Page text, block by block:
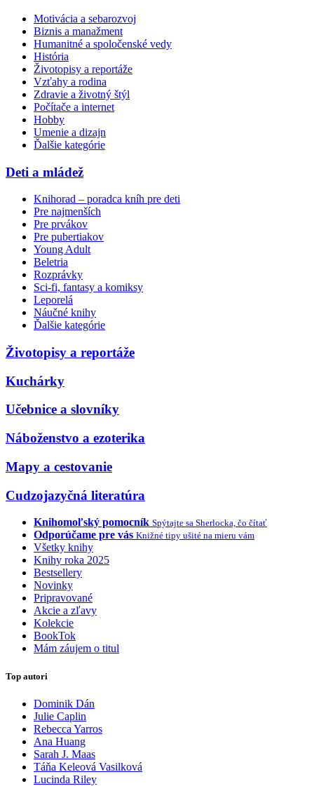
Motivácia a sebarozvoj
Biznis a manažment
Humanitné a spoločenské vedy
História
Životopisy a reportáže
Vzťahy a rodina
Zdravie a životný štýl
Počítače a internet
Hobby
Umenie a dizajn
Ďalšie kategórie
Deti a mládež
Knihorad – poradca kníh pre deti
Pre najmenších
Pre prvákov
Pre pubertiakov
Young Adult
Beletria
Rozprávky
Sci-fi, fantasy a komiksy
Leporelá
Náučné knihy
Ďalšie kategórie
Životopisy a reportáže
Kuchárky
Učebnice a slovníky
Náboženstvo a ezoterika
Mapy a cestovanie
Cudzojazyčná literatúra
Knihomoľský pomocník Spýtajte sa Sherlocka, čo čítať
Odporúčame pre vás Knižné tipy ušité na mieru vám
Všetky knihy
Knihy roka 2025
Bestsellery
Novinky
Pripravované
Akcie a zľavy
Kolekcie
BookTok
Mám záujem o titul
Top autori
Dominik Dán
Julie Caplin
Rebecca Yarros
Ana Huang
Sarah J. Maas
Táňa Keleová Vasilková
Lucinda Riley